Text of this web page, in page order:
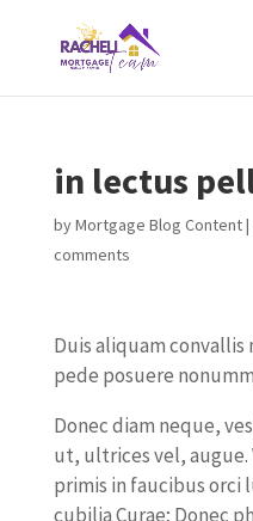
in lectus
byMortgage Blog Content|
comments
Duis aliquam convallis
pede posuere
Donec diam neque,
ut, ultrices vel,
primis in faucibus
cubilia Curae; Donec